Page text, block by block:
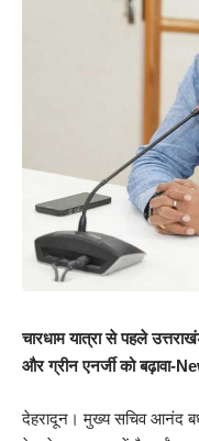
चारधाम यात्रा से पहले
और ग्रीन एनर्जी को बढ़ावा-
देहरादून। मुख्य सचिव आनंद